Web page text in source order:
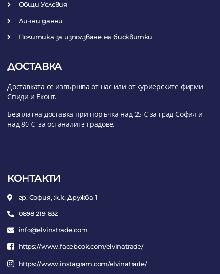
Общи Условия
Лични данни
Политика за използване на бисквитки
ДОСТАВКА
Доставката се извършва от нас или от куриерските фирми
Спиди и Еконт.
Безплатна доставка при поръчка над 25 € за град София и
над 80 € за останалите градове.
КОНТАКТИ
гр. София, ж.к. Дружба 1
0898 219 832
info@elvinatrade.com
https://www.facebook.com/elvinatrade/
https://www.instagram.com/elvinatrade/